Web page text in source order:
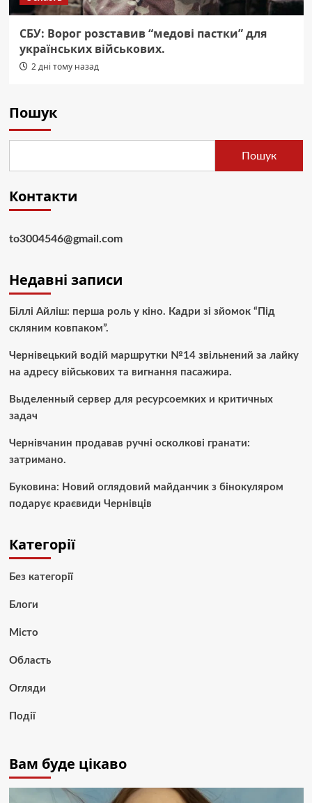
СБУ: Ворог розставив “медові пастки” для
українських військових.
2 дні тому назад
Пошук
Пошук
Контакти
to3004546@gmail.com
Недавні записи
Біллі Айліш: перша роль у кіно. Кадри зі зйомок “Під
скляним ковпаком”.
Чернівецький водій маршрутки №14 звільнений за лайку
на адресу військових та вигнання пасажира.
Выделенный сервер для ресурсоемких и критичных
задач
Чернівчанин продавав ручні осколкові гранати:
затримано.
Буковина: Новий оглядовий майданчик з бінокуляром
подарує краєвиди Чернівців
Категорії
Без категорії
Блоги
Місто
Область
Огляди
Події
Вам буде цікаво